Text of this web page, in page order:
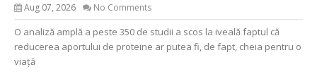
Aug 07, 2026 No Comments
O analiză amplă a peste 350 de studii a scos la iveală faptul că
reducerea aportului de proteine ar putea fi, de fapt, cheia pentru o
viață